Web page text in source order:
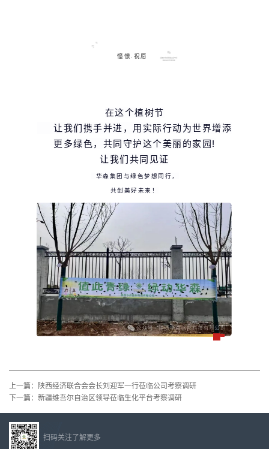
憧憬.祝愿
在这个植树节
让我们携手并进，用实际行动为世界增添
更多绿色，共同守护这个美丽的家园!
让我们共同见证
华森集团与绿色梦想同行，
共创美好未来！
上一篇：
陕西经济联合会会长刘迎军一行莅临公司考察调研
下一篇： 新疆维吾尔自治区领导莅临生化平台考察调研
扫码关注了解更多